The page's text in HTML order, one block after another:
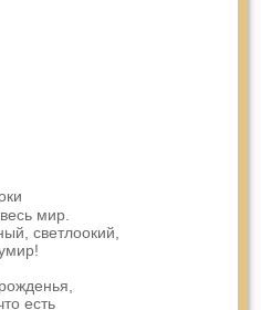
мир.
светлоокий,
есть